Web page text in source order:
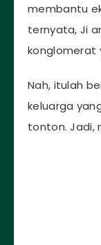
membantu
ternyata, Ji
konglomerat
Nah, itulah
keluarga
tonton. Jadi,